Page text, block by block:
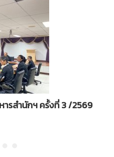
ารสำนักฯ ครั้งที่ 3 /2569